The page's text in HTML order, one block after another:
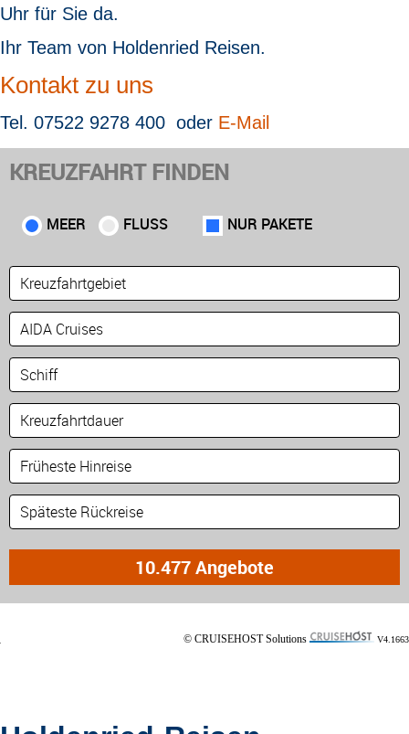
Uhr für Sie da.
Ihr Team von Holdenried Reisen.
Kontakt zu uns
Tel. 07522 9278 400 oder E-Mail
KREUZFAHRT FINDEN
MEER FLUSS NUR PAKETE
© CRUISEHOST Solutions V4.1663